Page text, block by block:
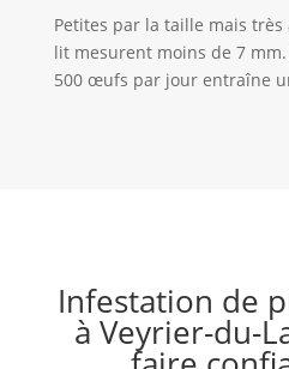
Petites par la taille mais très
lit mesurent moins de 7
500 œufs par jour entraîne
Infestation de
à Veyrier-du-